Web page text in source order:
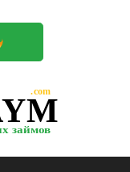
займов
.com